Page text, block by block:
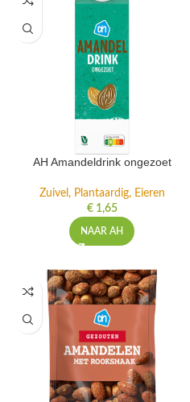
AH Amandeldrink ongezoet
Zuivel, Plantaardig, Eieren
€1,65
NAAR AH